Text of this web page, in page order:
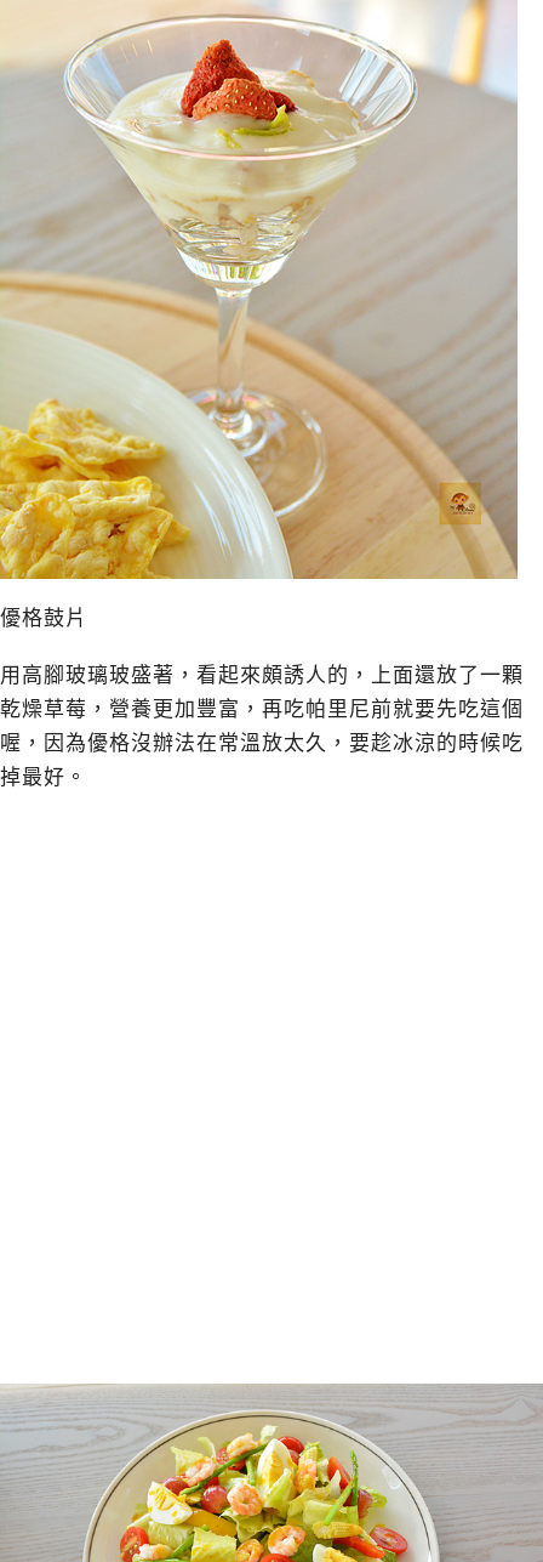
優格鼓片
用高腳玻璃玻盛著，看起來頗誘人的，上面還放了一顆
乾燥草莓，營養更加豐富，再吃帕里尼前就要先吃這個
喔，因為優格沒辦法在常溫放太久，要趁冰涼的時候吃
掉最好。